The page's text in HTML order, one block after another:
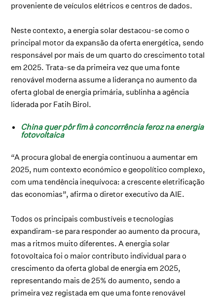
proveniente de veículos elétricos e centros de dados.
Neste contexto, a energia solar destacou-se como o
principal motor da expansão da oferta energética, sendo
responsável por mais de um quarto do crescimento total
em 2025. Trata-se da primeira vez que uma fonte
renovável moderna assume a liderança no aumento da
oferta global de energia primária, sublinha a agência
liderada por Fatih Birol.
China quer pôr fim à concorrência feroz na energia
fotovoltaica
“A procura global de energia continuou a aumentar em
2025, num contexto económico e geopolítico complexo,
com uma tendência inequívoca: a crescente eletrificação
das economias”, afirma o diretor executivo da AIE.
Todos os principais combustíveis e tecnologias
expandiram-se para responder ao aumento da procura,
mas a ritmos muito diferentes. A energia solar
fotovoltaica foi o maior contributo individual para o
crescimento da oferta global de energia em 2025,
representando mais de 25% do aumento, sendo a
primeira vez registada em que uma fonte renovável